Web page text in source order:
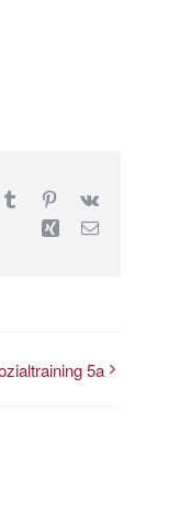
Tumblr Pinterest
Vk
Xing E-
5a